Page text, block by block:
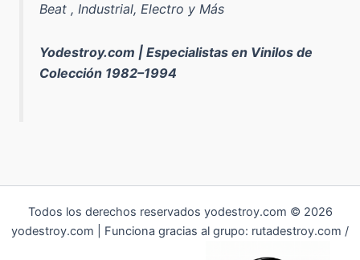
Beat , Industrial, Electro y Más
Yodestroy.com | Especialistas en Vinilos de
Colección 1982–1994
Todos los derechos reservados yodestroy.com © 2026
yodestroy.com | Funciona gracias al grupo: rutadestroy.com /